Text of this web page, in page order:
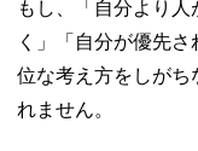
もし、「自分より
く」「自分が優先
位な考え方をしがち
れません。